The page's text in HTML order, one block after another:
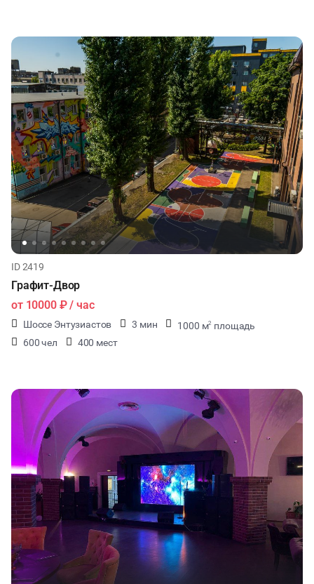
ID 2419
Графит-Двор
от 10000 ₽/ час
Шоссе Энтузиастов 3 мин 1000 м2 площадь
600 чел
400 мест